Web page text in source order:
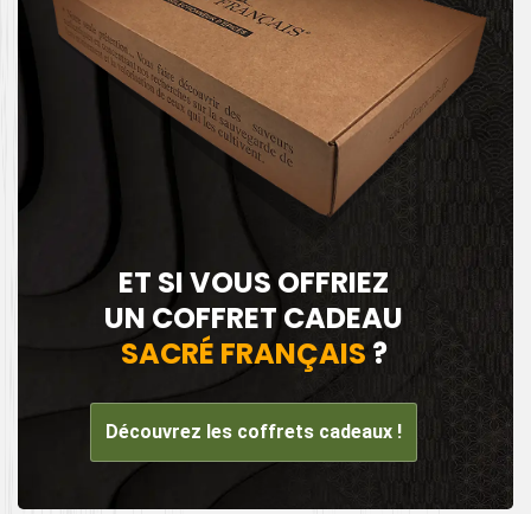
ET SI VOUS OFFRIEZ
UN COFFRET CADEAU
SACRÉ FRANÇAIS ?
Découvrez les coffrets cadeaux !